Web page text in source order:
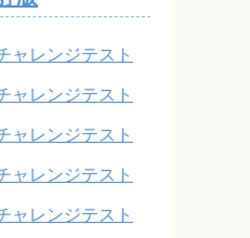
ャレンジテスト
ャレンジテスト
ャレンジテスト
ャレンジテスト
ャレンジテスト